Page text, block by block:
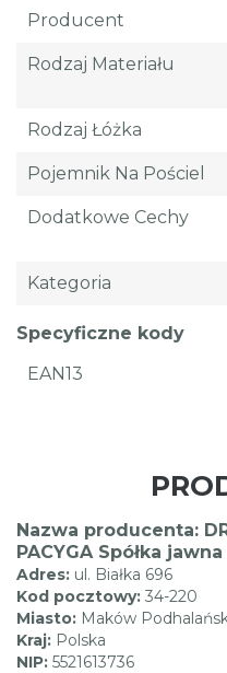
Producent
Rodzaj Materiału
Rodzaj Łóżka
Pojemnik Na Pościel
Dodatkowe Cechy
Kategoria
Specyficzne kody
EAN13
Nazwa producenta:
PACYGA Spółka jawna
Adres: ul. Białka 696
Kod pocztowy: 34-220
Miasto: Maków
Kraj: Polska
NIP: 5521613736